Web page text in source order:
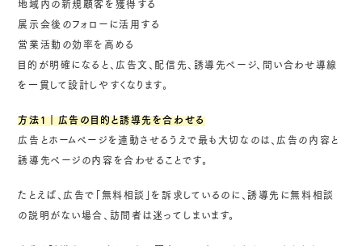
地域内の新規顧客を獲得する
展示会後のフォローに活用する
営業活動の効率を高める
目的が明確になると、広告文、配信先、誘導先ページ、問い合わせ導線
を一貫して設計しやすくなります。
方法1｜広告の目的と誘導先を合わせる
広告とホームページを連動させるうえで最も大切なのは、広告の内容と
誘導先ページの内容を合わせることです。
たとえば、広告で「無料相談」を訴求しているのに、誘導先に無料相談
の説明がない場合、訪問者は迷ってしまいます。